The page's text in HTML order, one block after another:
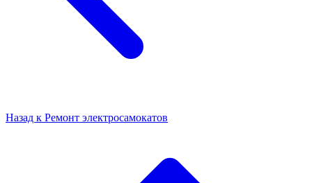
Назад к Ремонт электросамокатов